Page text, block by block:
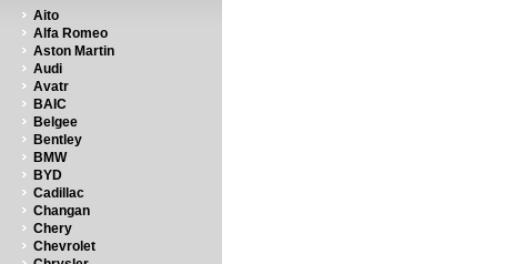
Aito
Alfa Romeo
Aston Martin
Audi
Avatr
BAIC
Belgee
Bentley
BMW
BYD
Cadillac
Changan
Chery
Chevrolet